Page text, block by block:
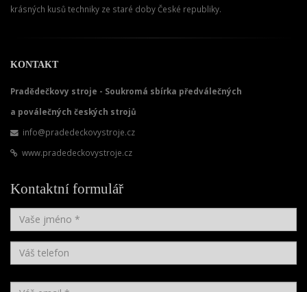
krásných kusů techniky ze staré doby České republiky.
KONTAKT
Pradědečkovy stroje - Soukromá sbírka předválečných
a poválečných českých strojů
info@pradedeckovystroje.cz
www.pradedeckovystroje.cz
Kontaktní formulář